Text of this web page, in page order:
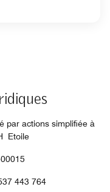
par actions simplifiée à
Etoile
443 764